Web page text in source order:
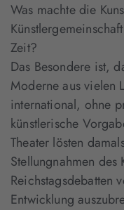
Was machte die
Zeit?
Das Besondere ist,
Moderne aus vielen
international, ohne
künstlerische
Theater lösten
Stellungnahmen des
Reichstagsdebatten
Entwicklung